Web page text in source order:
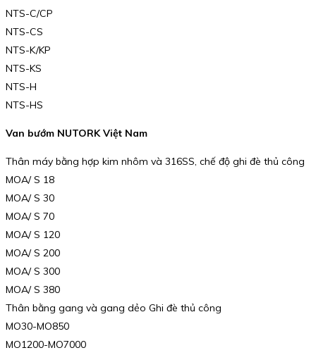
NTS-C/CP
NTS-CS
NTS-K/KP
NTS-KS
NTS-H
NTS-HS
Van bướm NUTORK Việt Nam
Thân máy bằng hợp kim nhôm và 316SS, chế độ ghi đè thủ công
MOA/ S 18
MOA/ S 30
MOA/ S 70
MOA/ S 120
MOA/ S 200
MOA/ S 300
MOA/ S 380
Thân bằng gang và gang dẻo Ghi đè thủ công
MO30-MO850
MO1200-MO7000